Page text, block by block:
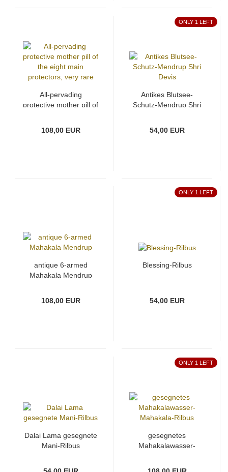
All-pervading
protective mother pill of
108,00 EUR
ONLY 1 LEFT
Antikes Blutsee-
Schutz-Mendrup Shri
54,00 EUR
antique 6-armed
Mahakala Mendrup
108,00 EUR
ONLY 1 LEFT
Blessing-Rilbus
54,00 EUR
Dalai Lama gesegnete
Mani-Rilbus
ONLY 1 LEFT
gesegnetes
Mahakalawasser-